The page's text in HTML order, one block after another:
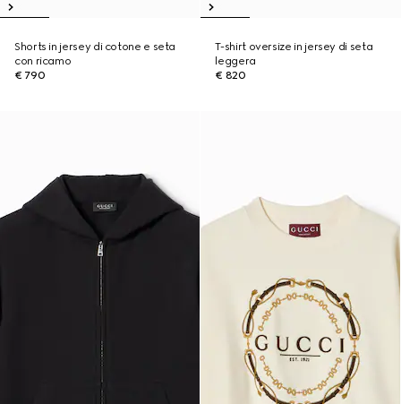
Shorts in jersey di cotone e seta
con ricamo
€ 790
T-shirt oversize in jersey di seta
leggera
€ 820